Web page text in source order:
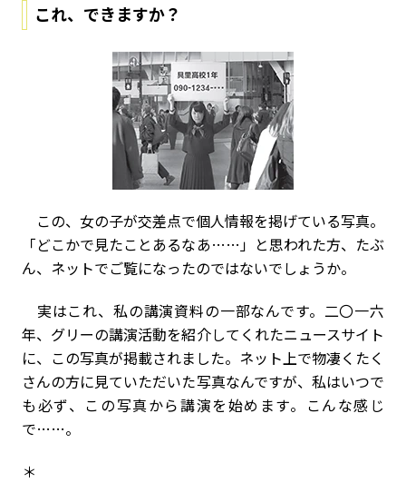
これ、できますか？
この、女の子が交差点で個人情報を掲げている写真。
「どこかで見たことあるなあ……」と思われた方、たぶ
ん、ネットでご覧になったのではないでしょうか。
実はこれ、私の講演資料の一部なんです。二〇一六
年、グリーの講演活動を紹介してくれたニュースサイト
に、この写真が掲載されました。ネット上で物凄くたく
さんの方に見ていただいた写真なんですが、私はいつで
も必ず、この写真から講演を始めます。こんな感じ
で……。
＊